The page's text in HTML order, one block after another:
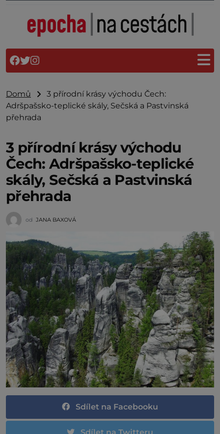
Domů
3 přírodní krásy východu Čech:
Adršpašsko-teplické skály, Sečská a Pastvinská
přehrada
3 přírodní krásy východu
Čech: Adršpašsko-teplické
skály, Sečská a Pastvinská
přehrada
od JANA BAXOVÁ
Sdílet na Facebooku